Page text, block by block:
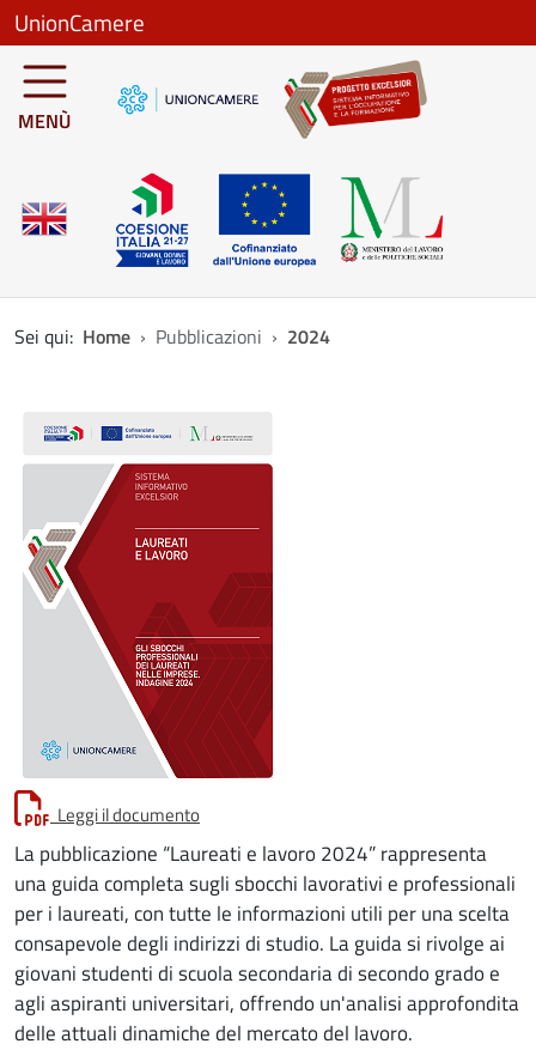
Salta al contenuto principale
UnionCamere
MENÙ
Sei qui: Home Pubblicazioni 2024
Leggi il documento
La pubblicazione “Laureati e lavoro 2024” rappresenta
una guida completa sugli sbocchi lavorativi e professionali
per i laureati, con tutte le informazioni utili per una scelta
consapevole degli indirizzi di studio. La guida si rivolge ai
giovani studenti di scuola secondaria di secondo grado e
agli aspiranti universitari, offrendo un'analisi approfondita
delle attuali dinamiche del mercato del lavoro.